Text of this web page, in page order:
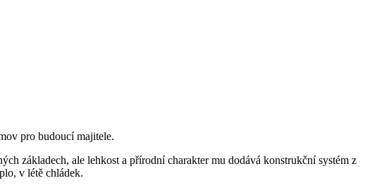
pro budoucí majitele.
základech, ale lehkost a přírodní charakter mu dodává konstrukční systém z
v létě chládek.